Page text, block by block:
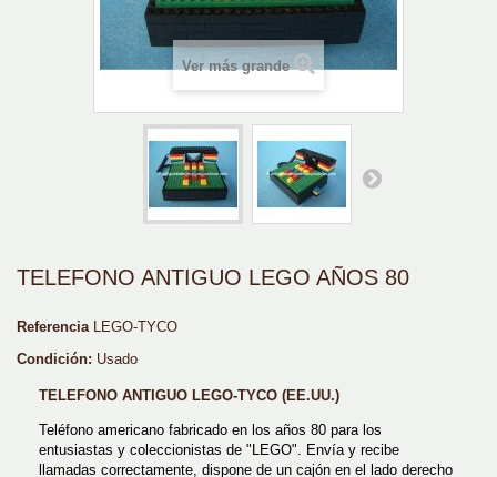
Ver más grande
TELEFONO ANTIGUO LEGO AÑOS 80
Referencia LEGO-TYCO
Condición: Usado
TELEFONO ANTIGUO LEGO-TYCO (EE.UU.)
Teléfono americano fabricado en los años 80 para los
entusiastas y coleccionistas de "LEGO". Envía y recibe
llamadas correctamente, dispone de un cajón en el lado derecho